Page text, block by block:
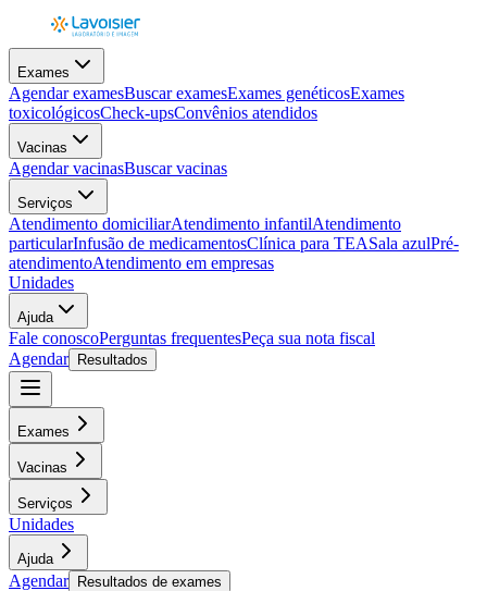
Exames
Agendar examesBuscar examesExames genéticosExames
toxicológicosCheck-upsConvênios atendidos
Vacinas
Agendar vacinasBuscar vacinas
Serviços
Atendimento domiciliarAtendimento infantilAtendimento
particularInfusão de medicamentosClínica para TEASala azulPré-
atendimentoAtendimento em empresas
Unidades
Ajuda
Fale conoscoPerguntas frequentesPeça sua nota fiscal
Agendar
Resultados
Exames
Vacinas
Serviços
Unidades
Ajuda
Agendar Resultados de exames